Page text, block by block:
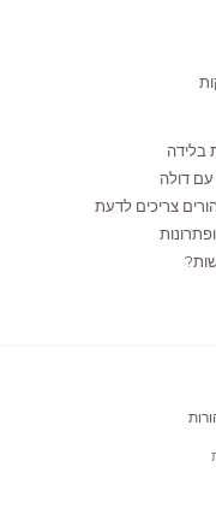
בלידה
דולה
צריכים לדעת